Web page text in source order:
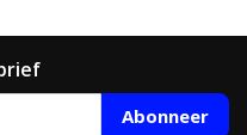
Abonneer